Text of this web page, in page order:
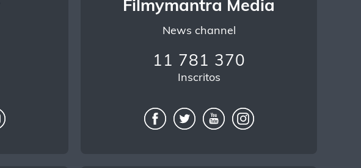
Filmymantra Media
News channel
11 781 370
Inscritos